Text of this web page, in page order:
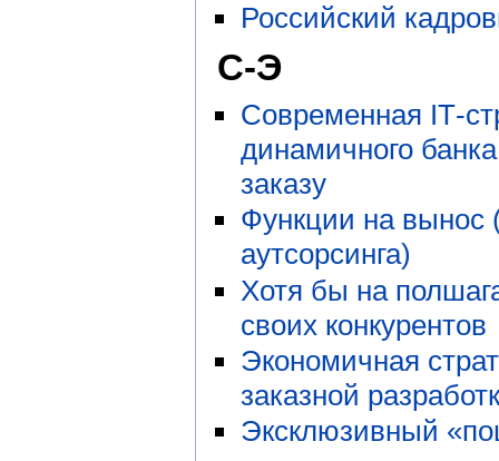
Российский
С-Э
Современная IТ-
динамичного
заказу
Функции на вынос
аутсорсинга)
Хотя бы на
своих конкурентов
Экономичная
заказной
Эксклюзивный